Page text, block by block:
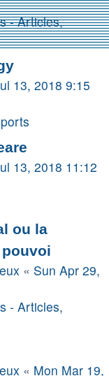
- Articles,
13, 2018 9:15
13, 2018 11:12
ou la
« Sun Apr 29,
- Articles,
« Mon Mar 19,